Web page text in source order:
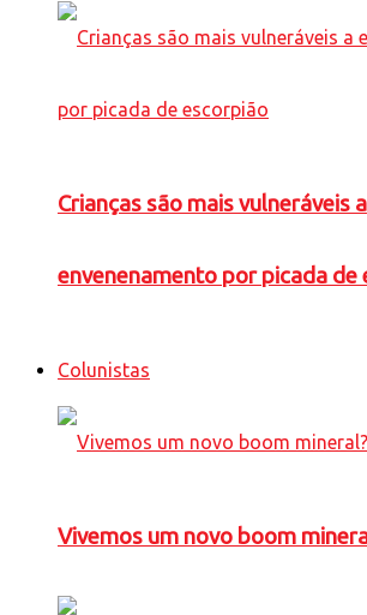
Crianças são mais vulneráveis a
envenenamento por picada de
Colunistas
Vivemos um novo boom